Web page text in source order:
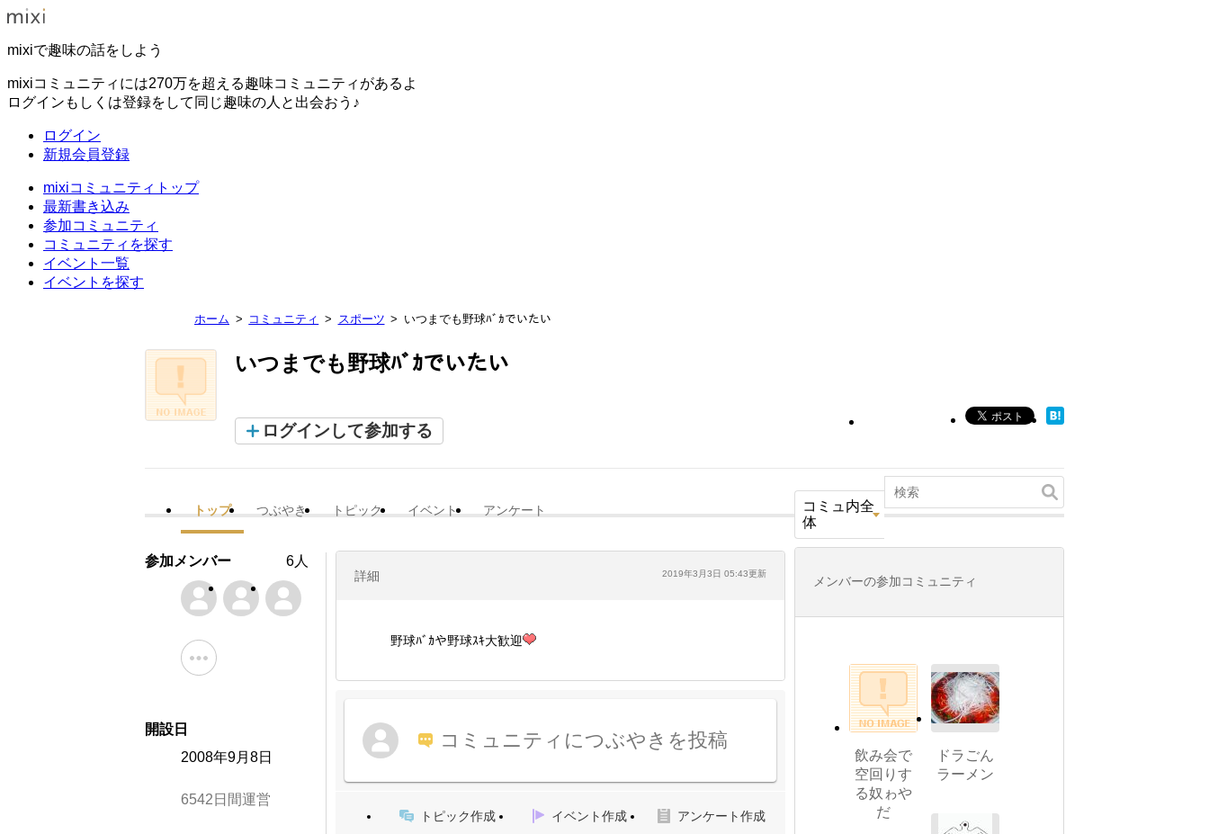
mixiで趣味の話をしよう
mixiコミュニティには270万を超える趣味コミュニティがあるよ
ログインもしくは登録をして同じ趣味の人と出会おう♪
ログイン
新規会員登録
mixiコミュニティトップ
最新書き込み
参加コミュニティ
コミュニティを探す
イベント一覧
イベントを探す
ホーム コミュニティ スポーツ いつまでも野球ﾊﾞｶでいたい
いつまでも野球ﾊﾞｶでいたい
ログインして参加する
トップ つぶやき トピック イベント アンケート
コミュ内全
体
詳細 2019年3月3日 05:43更新
野球ﾊﾞｶや野球ｽｷ大歓迎
コミュニティにつぶやきを投稿
トピック作成 イベント作成 アンケート作成
参加メンバー 6人
開設日
2008年9月8日
6542日間運営
メンバーの参加コミュニティ
飲み会で
空回りす
る奴ゎや
だ
ドラごん
ラーメン